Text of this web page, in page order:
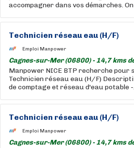
accompagner dans vos démarches.
Technicien réseau eau (H/F)
Emploi Manpower
Cagnes-sur-Mer (06800) - 14,7 kms
Manpower NICE BTP recherche pour
Technicien réseau eau (H/F)
de comptage et réseau d'eau potable -
Technicien réseau eau (H/F)
Emploi Manpower
Cagnes-sur-Mer (06800) - 14,7 kms